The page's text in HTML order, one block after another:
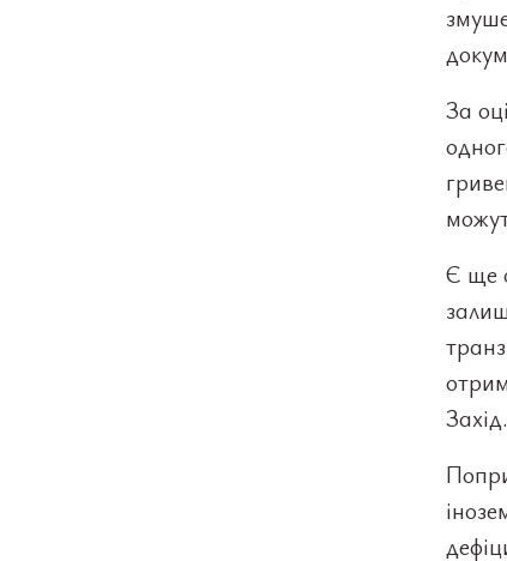
За
Є ще
Захід.